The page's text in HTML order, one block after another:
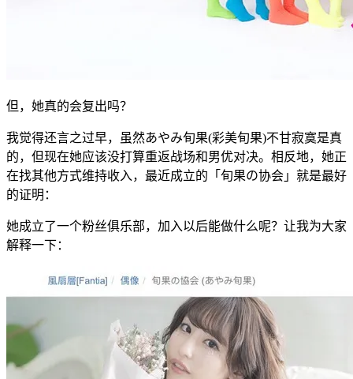
但，她真的会复出吗？
我觉得还言之过早，虽然あやみ旬果(彩美旬果)不甘寂寞是真
的，但现在她应该没打算重返战场和男优对决。相反地，她正
在找其他方式维持收入，最近成立的「旬果の协会」就是最好
的证明：
她成立了一个粉丝俱乐部，加入以后能做什么呢？让我为大家
解释一下：